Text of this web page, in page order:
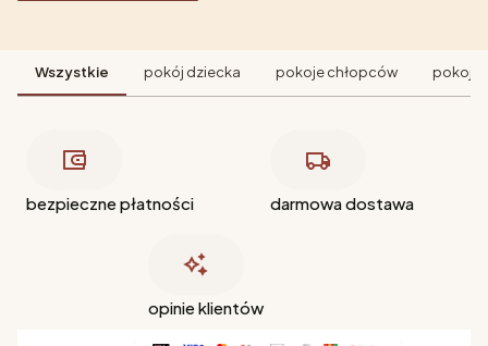
Wszystkie pokój dziecka pokoje chłopców pokoje
bezpieczne płatności darmowa dostawa
opinie klientów